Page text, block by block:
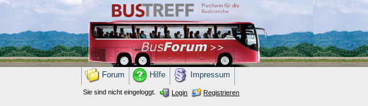
Forum Hilfe Impressum
Sie sind nicht eingeloggt. Login Registrieren